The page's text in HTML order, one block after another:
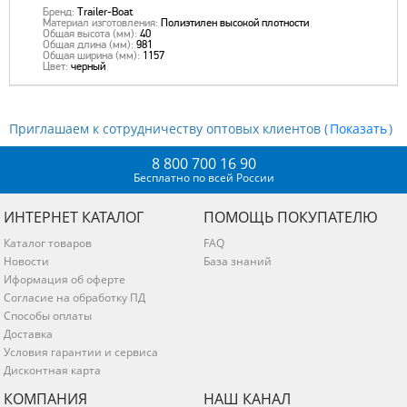
Бренд: Trailer-Boat
Материал изготовления: Полиэтилен высокой плотности
Общая высота (мм): 40
Общая длина (мм): 981
Общая ширина (мм): 1157
Цвет: черный
Приглашаем к сотрудничеству оптовых клиентов ( )
8 800 700 16 90
Бесплатно по всей России
ИНТЕРНЕТ КАТАЛОГ
Каталог товаров
Новости
Иформация об оферте
Согласие на обработку ПД
Способы оплаты
Доставка
Условия гарантии и сервиса
Дисконтная карта
ПОМОЩЬ ПОКУПАТЕЛЮ
FAQ
База знаний
КОМПАНИЯ НАШ КАНАЛ